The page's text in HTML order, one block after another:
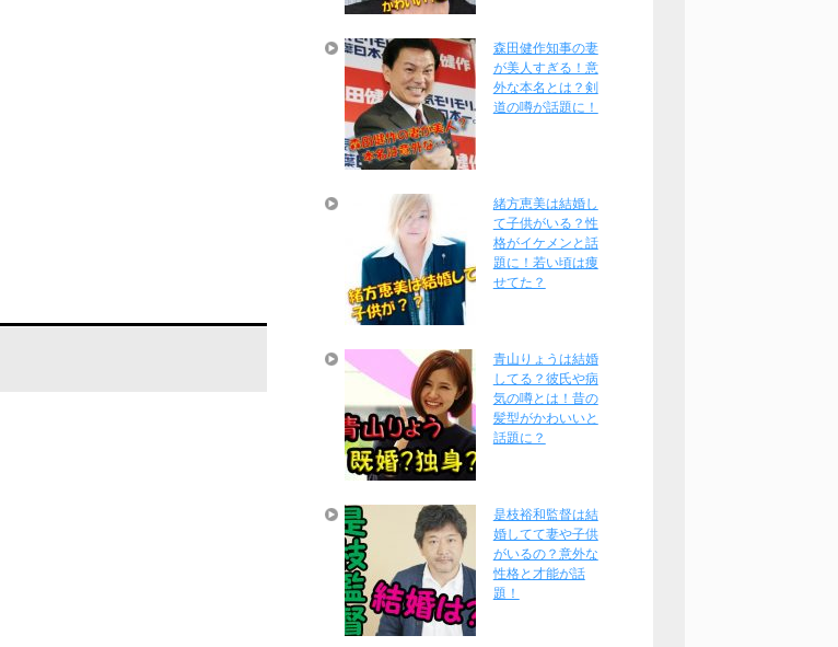
森田健作知事の妻
が美人すぎる！意
外な本名とは？剣
道の噂が話題に！
緒方恵美は結婚し
て子供がいる？性
格がイケメンと話
題に！若い頃は痩
せてた？
青山りょうは結婚
してる？彼氏や病
気の噂とは！昔の
髪型がかわいいと
話題に？
是枝裕和監督は結
婚してて妻や子供
がいるの？意外な
性格と才能が話
題！